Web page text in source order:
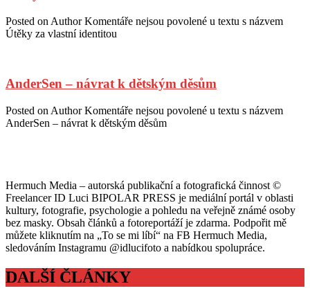
Posted on Author Komentáře nejsou povolené u textu s názvem
Útěky za vlastní identitou
AnderSen – návrat k dětským děsům
Posted on Author Komentáře nejsou povolené u textu s názvem
AnderSen – návrat k dětským děsům
Hermuch Media – autorská publikační a fotografická činnost ©
Freelancer ID Luci BIPOLAR PRESS je mediální portál v oblasti
kultury, fotografie, psychologie a pohledu na veřejně známé osoby
bez masky. Obsah článků a fotoreportáží je zdarma. Podpořit mě
můžete kliknutím na „To se mi líbí“ na FB Hermuch Media,
sledováním Instagramu @idlucifoto a nabídkou spolupráce.
DALŠÍ ČLÁNKY